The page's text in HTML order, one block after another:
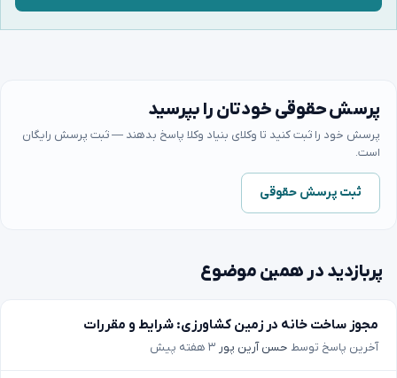
پرسش حقوقی خودتان را بپرسید
پرسش خود را ثبت کنید تا وکلای بنیاد وکلا پاسخ بدهند — ثبت پرسش رایگان
است.
ثبت پرسش حقوقی
پربازدید در همین موضوع
مجوز ساخت خانه در زمین کشاورزی: شرایط و مقررات
آخرین پاسخ توسط حسن آرین پور ۳ هفته پیش